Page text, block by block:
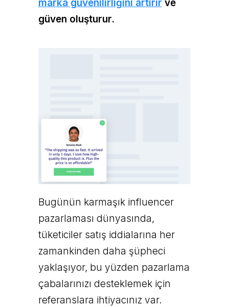
marka güvenilirliğini artırır ve
güven oluşturur.
Bugünün karmaşık influencer
pazarlaması dünyasında,
tüketiciler satış iddialarına her
zamankinden daha şüpheci
yaklaşıyor, bu yüzden pazarlama
çabalarınızı desteklemek için
referanslara ihtiyacınız var.